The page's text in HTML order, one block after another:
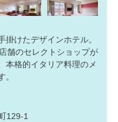
けたデザインホテル。
舗のセレクトショップが
本格的イタリア料理のメ
129-1